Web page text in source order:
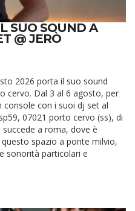
SUO SOUND A
@ JERÒ
2026 porta il suo sound
cervo. Dal 3 al 6 agosto, per
con i suoi dj set al
07021 porto cervo (ss), di
a roma, dove è
spazio a ponte milvio,
sonorità particolari e